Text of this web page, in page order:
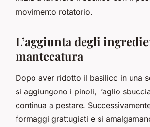
movimento rotatorio.
L’aggiunta degli
mantecatura
Dopo aver ridotto il basilico in una
si aggiungono i pinoli, l’aglio
continua a pestare.
formaggi grattugiati e si